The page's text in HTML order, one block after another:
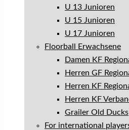
U 13 Junioren
U 15 Junioren
U 17 Junioren
Floorball Erwachsene
Damen KF
Herren GF
Herren KF
Herren KF
Grailer Old Ducks
For international